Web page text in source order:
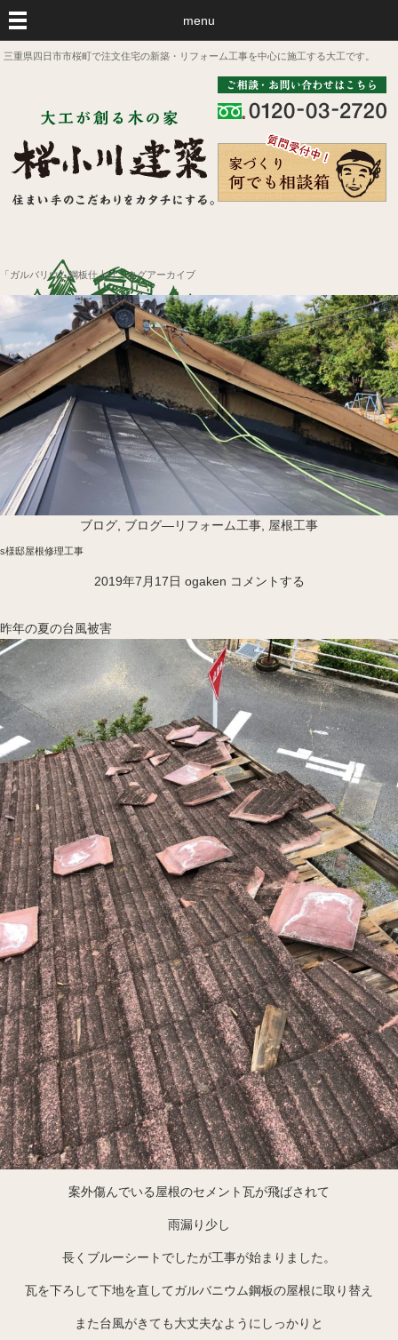
menu
三重県四日市市桜町で注文住宅の新築・リフォーム工事を中心に施工する大工です。
「ガルバリウム鋼板仕上げ」タグアーカイブ
ブログ ブログ―リフォーム工事 屋根工事
s様邸屋根修理工事
2019年7月17日 ogaken コメントする
昨年の夏の台風被害
案外傷んでいる屋根のセメント瓦が飛ばされて
雨漏り少し
長くブルーシートでしたが工事が始まりました。
瓦を下ろして下地を直してガルバニウム鋼板の屋根に取り替え
また台風がきても大丈夫なようにしっかりと